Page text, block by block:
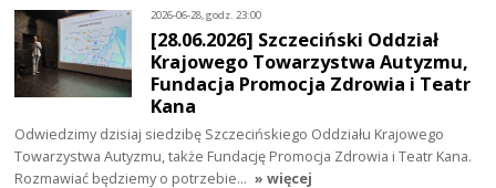
2026-06-28, godz. 23:00
[28.06.2026] Szczeciński Oddział
Krajowego Towarzystwa Autyzmu,
Fundacja Promocja Zdrowia i Teatr
Kana
Odwiedzimy dzisiaj siedzibę Szczecińskiego Oddziału Krajowego
Towarzystwa Autyzmu, także Fundację Promocja Zdrowia i Teatr Kana.
Rozmawiać będziemy o potrzebie… » więcej